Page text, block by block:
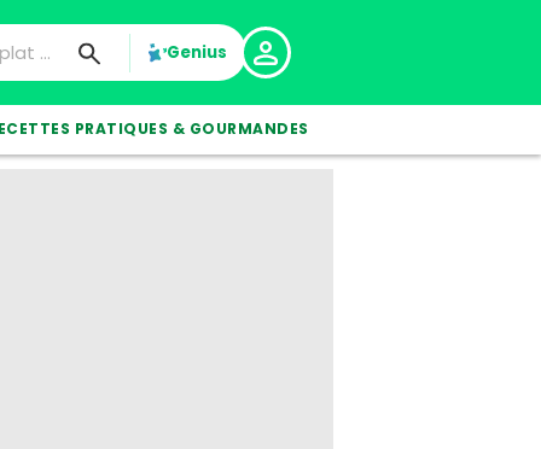
Genius
PRATIQUES & GOURMANDES